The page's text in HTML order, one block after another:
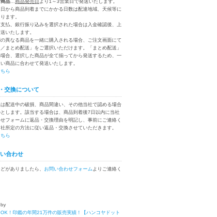
品 商品発売日 より1～3営業日で発送いたします。
から商品到着までにかかる日数は配達地域、天候等に
ます。
払、銀行振り込みを選択された場合は入金確認後、上
いたします。
異なる商品を一緒に購入される場合、ご注文画面にて
まとめ配送」をご選択いただけます。「まとめ配送」
合、選択した商品が全て揃ってから発送するため、一
商品に合わせて発送いたします。
ら
交換について
配送中の破損、商品間違い、その他当社で認める場合
します。該当する場合は、商品到着後7日以内に当社
フォームに返品・交換理由を明記し、事前にご連絡く
所定の方法に従い返品・交換させていただきます。
ら
合わせ
がありましたら、 お問い合わせフォーム よりご連絡く
！印鑑の年間21万件の販売実績！【ハンコヤドット